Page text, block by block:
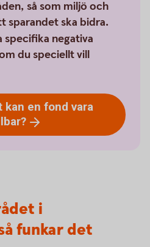
så som miljö och
sparandet ska bidra.
specifika negativa
du speciellt vill
kan en fond vara
i
funkar det